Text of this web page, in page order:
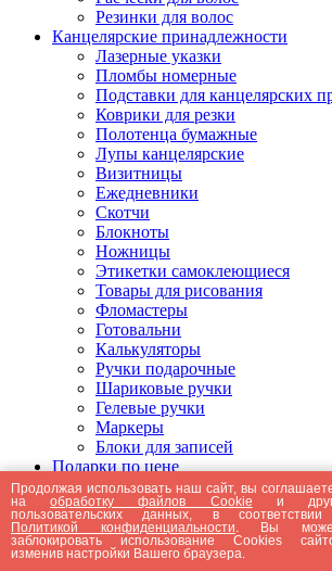
Резинки для волос
Канцелярские принадлежности
Лазерные указки
Пломбы номерные
Подставки для канцелярских
Коврики для резки
Полотенца бумажные
Лупы канцелярские
Визитницы
Ежедневники
Скотчи
Блокноты
Ножницы
Этикетки самоклеющиеся
Товары для рисования
Фломастеры
Готовальни
Калькуляторы
Ручки подарочные
Шариковые ручки
Гелевые ручки
Маркеры
Блоки для записей
Подарки по цене
Подарки от 5000 рублей
Подарки до 5000 рублей
Подарки до 3000 рублей
Подарки до 2000 рублей
Подарки до 1000 рублей
Продолжая использовать наш сайт, вы
наобработку файлов Cookie и
пользовательских данных, в
Политикой конфиденциальности . Вы
заблокировать использование Cookies
изменив настройки Вашего браузера.